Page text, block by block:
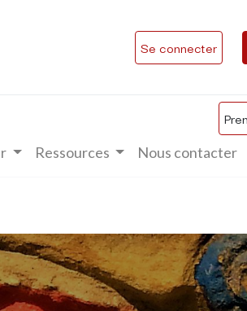
Se connecter
Ressources Nous contacter